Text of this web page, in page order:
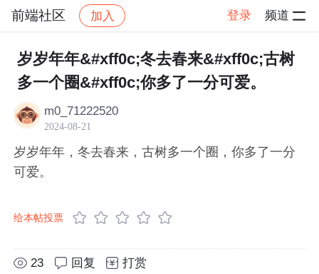
前端社区 加入 登录 频道
社区 前端社区 感慨 帖子详情
岁岁年年&#xff0c;冬去春来&#xff0c;古树
多一个圈&#xff0c;你多了一分可爱。
m0_71222520
2024-08-21
岁岁年年，冬去春来，古树多一个圈，你多了一分
可爱。
给本帖投票
23 回复 打赏